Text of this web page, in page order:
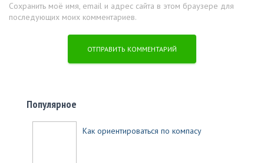
Сохранить моё имя, email и адрес сайта в этом браузере для
последующих моих комментариев.
Популярное
Как ориентироваться по компасу